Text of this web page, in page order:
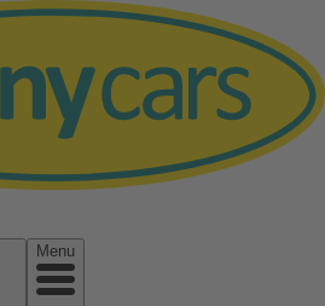
Menu